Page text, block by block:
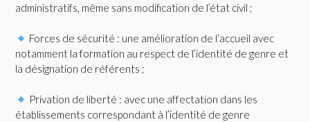
administratifs, même sans modification de l’état civil ;
Forces de sécurité : une amélioration de l’accueil avec
notamment la formation au respect de l’identité de genre et
la désignation de référents ;
Privation de liberté : avec une affectation dans les
établissements correspondant à l’identité de genre